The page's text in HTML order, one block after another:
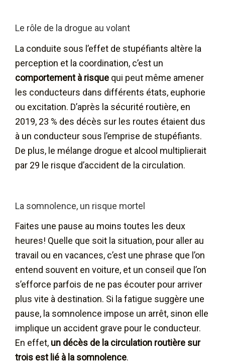
Le rôle de la drogue au volant
La conduite sous l’effet de stupéfiants altère la
perception et la coordination, c’est un
comportement à risque qui peut même amener
les conducteurs dans différents états, euphorie
ou excitation. D’après la sécurité routière, en
2019, 23 % des décès sur les routes étaient dus
à un conducteur sous l’emprise de stupéfiants.
De plus, le mélange drogue et alcool multiplierait
par 29 le risque d’accident de la circulation.
La somnolence, un risque mortel
Faites une pause au moins toutes les deux
heures! Quelle que soit la situation, pour aller au
travail ou en vacances, c’est une phrase que l’on
entend souvent en voiture, et un conseil que l’on
s’efforce parfois de ne pas écouter pour arriver
plus vite à destination. Si la fatigue suggère une
pause, la somnolence impose un arrêt, sinon elle
implique un accident grave pour le conducteur.
En effet, un décès de la circulation routière sur
trois est lié à la somnolence.